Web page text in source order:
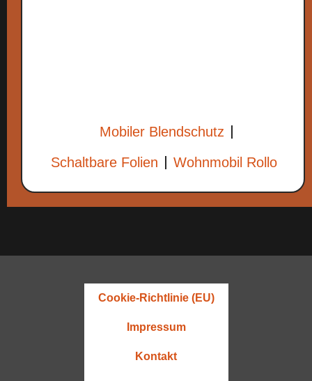
Mobiler Blendschutz
Schaltbare Folien
Wohnmobil Rollo
Cookie-Richtlinie (EU)
Impressum
Kontakt